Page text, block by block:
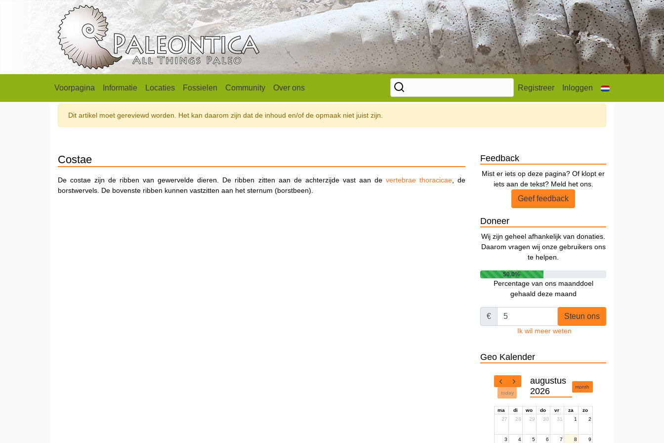
Voorpagina Informatie Locaties Fossielen Community Over ons Registreer Inloggen
Dit artikel moet gereviewd worden. Het kan daarom zijn dat de inhoud en/of de opmaak niet juist zijn.
Costae
De costae zijn de ribben van gewervelde dieren. De ribben zitten aan de achterzijde vast aan de vertebrae thoracicae, de
borstwervels. De bovenste ribben kunnen vastzitten aan het sternum (borstbeen).
Feedback
Mist er iets op deze pagina? Of klopt er
iets aan de tekst? Meld het ons.
Geef feedback
Doneer
Wij zijn geheel afhankelijk van donaties.
Daarom vragen wij onze gebruikers ons
te helpen.
50.0%
Percentage van ons maanddoel
gehaald deze maand
€ Steun ons
Ik wil meer weten
Geo Kalender
today
augustus
2026
month
ma di wo do vr za
zo
27
28 29 30 31 1 2
3 4 5 6 7 8 9